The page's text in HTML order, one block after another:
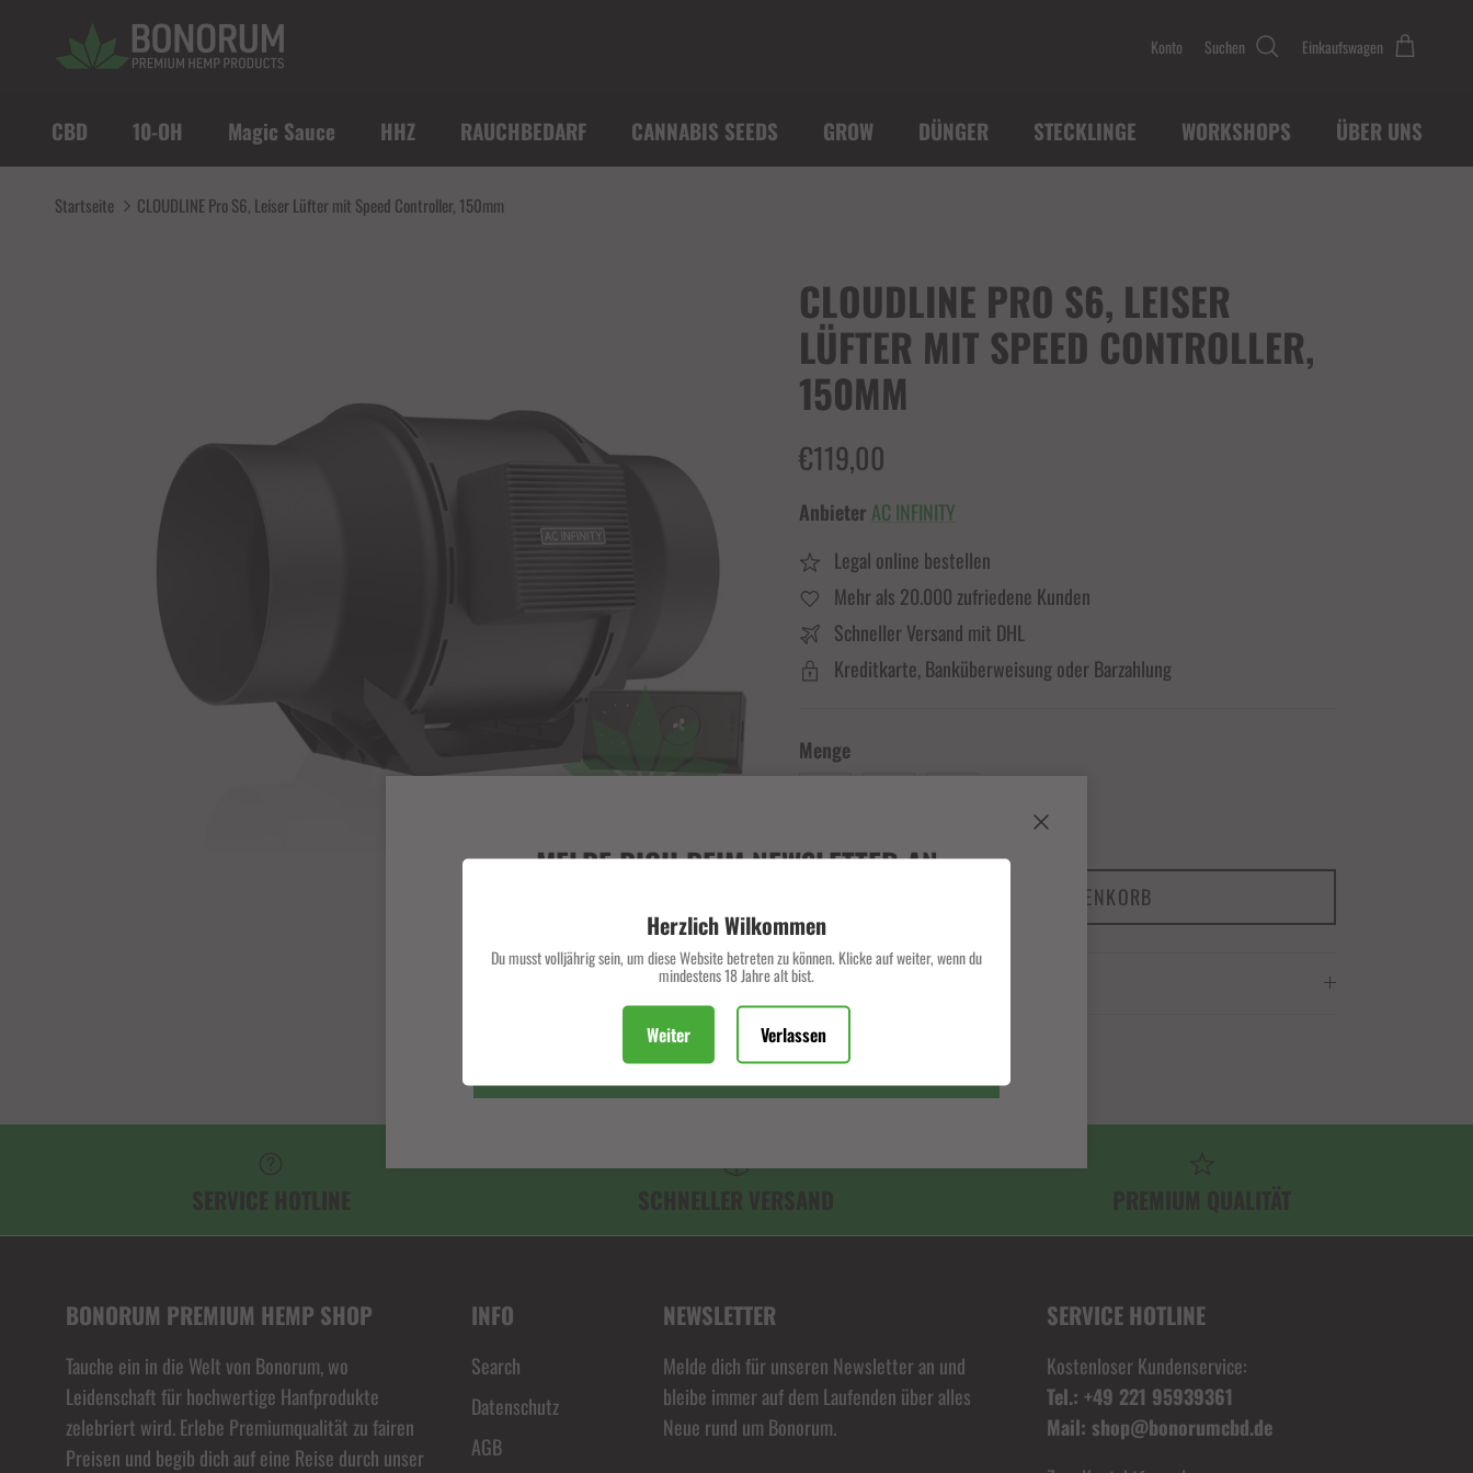
Konto Suchen Einkaufswagen
CBD 10-OH Magic Sauce HHZ RAUCHBEDARF CANNABIS SEEDS GROW DÜNGER STECKLINGE WORKSHOPS ÜBER UNS
Startseite CLOUDLINE Pro S6, Leiser Lüfter mit Speed Controller, 150mm
CLOUDLINE PRO S6, LEISER
LÜFTER MIT SPEED CONTROLLER,
150MM
€119,00
Anbieter AC INFINITY
Legal online bestellen
Mehr als 20.000 zufriedene Kunden
Schneller Versand mit DHL
Kreditkarte, Banküberweisung oder Barzahlung
Menge
IN DEN WARENKORB
Beschreibung
SERVICE HOTLINE SCHNELLER VERSAND PREMIUM QUALITÄT
BONORUM PREMIUM HEMP SHOP
Tauche ein in die Welt von Bonorum, wo
Leidenschaft für hochwertige Hanfprodukte
zelebriert wird. Erlebe Premiumqualität zu fairen
Preisen und begib dich auf eine Reise durch unser
INFO
Search
Datenschutz
AGB
NEWSLETTER
Melde dich für unseren Newsletter an und
bleibe immer auf dem Laufenden über alles
Neue rund um Bonorum.
SERVICE HOTLINE
Kostenloser Kundenservice:
Tel.: +49 221 95939361
Mail: shop@bonorumcbd.de
MELDE DICH BEIM NEWSLETTER AN
Verpasse keine exklusiven Deals und Angebote mehr.
ABONNIEREN
Herzlich Wilkommen
Du musst volljährig sein, um diese Website betreten zu können. Klicke auf weiter, wenn du
mindestens 18 Jahre alt bist.
Weiter Verlassen